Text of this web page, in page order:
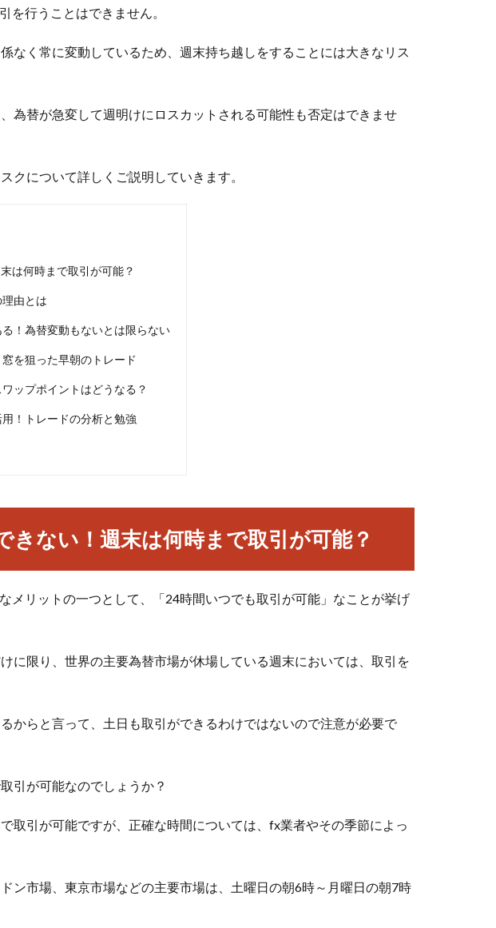
を行うことはできません。
なく常に変動しているため、週末持ち越しをすることには大きなリス
為替が急変して週明けにロスカットされる可能性も否定はできませ
クについて詳しくご説明していきます。
は何時まで取引が可能？
由とは
！為替変動もないとは限らない
を狙った早朝のトレード
ップポイントはどうなる？
！トレードの分析と勉強
きない！週末は何時まで取引が可能？
メリットの一つとして、「24時間いつでも取引が可能」なことが挙げ
に限り、世界の主要為替市場が休場している週末においては、取引を
からと言って、土日も取引ができるわけではないので注意が必要で
引が可能なのでしょうか？
取引が可能ですが、正確な時間については、fx業者やその季節によっ
ン市場、東京市場などの主要市場は、土曜日の朝6時～月曜日の朝7時